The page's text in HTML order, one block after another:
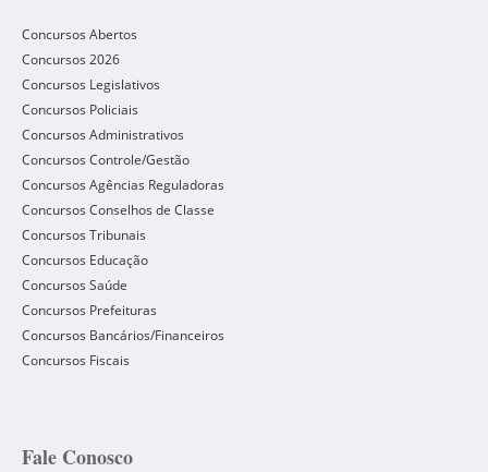
Concursos Abertos
Concursos 2026
Concursos Legislativos
Concursos Policiais
Concursos Administrativos
Concursos Controle/Gestão
Concursos Agências Reguladoras
Concursos Conselhos de Classe
Concursos Tribunais
Concursos Educação
Concursos Saúde
Concursos Prefeituras
Concursos Bancários/Financeiros
Concursos Fiscais
Fale Conosco